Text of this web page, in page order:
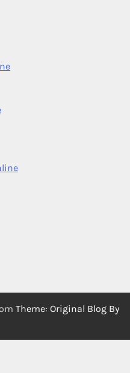
Theme: Original Blog By